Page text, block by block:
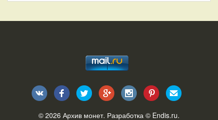
© 2026 Архив монет. Разработка © Endis.ru.